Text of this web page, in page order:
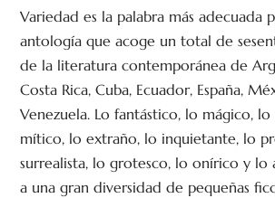
Variedad es la palabra más adecuada
antología que acoge un total de
de la literatura contemporánea de
Costa Rica, Cuba, Ecuador, España,
Venezuela. Lo fantástico, lo mágico,
mítico, lo extraño, lo inquietante, lo
surrealista, lo grotesco, lo onírico y lo
a una gran diversidad de pequeñas